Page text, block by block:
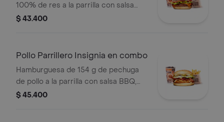
100% de res a la parrilla con salsa
bbq, queso americano, cebolla,
cascos) + bebida
$ 43.400
Pollo Parrillero Insignia en combo
Hamburguesa de 154 g de pechuga
de pollo a la parrilla con salsa BBQ,
tocineta, una tajada de queso tipo
$ 45.400